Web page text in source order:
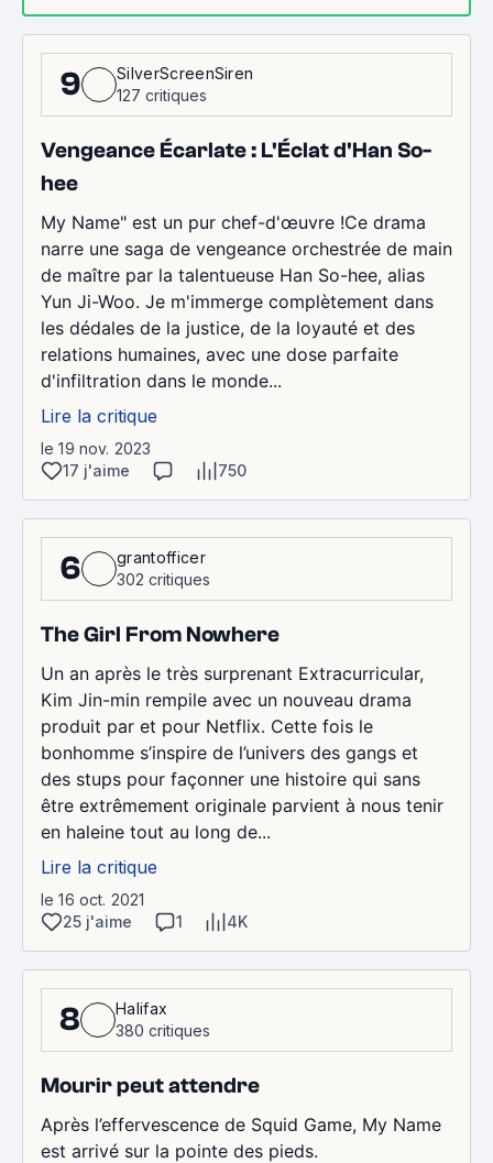
9
SilverScreenSiren
127 critiques
Vengeance Écarlate : L'Éclat d'Han So-
hee
My Name" est un pur chef-d'œuvre !Ce drama
narre une saga de vengeance orchestrée de main
de maître par la talentueuse Han So-hee, alias
Yun Ji-Woo. Je m'immerge complètement dans
les dédales de la justice, de la loyauté et des
relations humaines, avec une dose parfaite
d'infiltration dans le monde...
Lire la critique
le 19 nov. 2023
17 j'aime
750
6
grantofficer
302 critiques
The Girl From Nowhere
Un an après le très surprenant Extracurricular,
Kim Jin-min rempile avec un nouveau drama
produit par et pour Netflix. Cette fois le
bonhomme s’inspire de l’univers des gangs et
des stups pour façonner une histoire qui sans
être extrêmement originale parvient à nous tenir
en haleine tout au long de...
Lire la critique
le 16 oct. 2021
25 j'aime
1 4K
8
Halifax
380 critiques
Mourir peut attendre
Après l’effervescence de Squid Game, My Name
est arrivé sur la pointe des pieds.